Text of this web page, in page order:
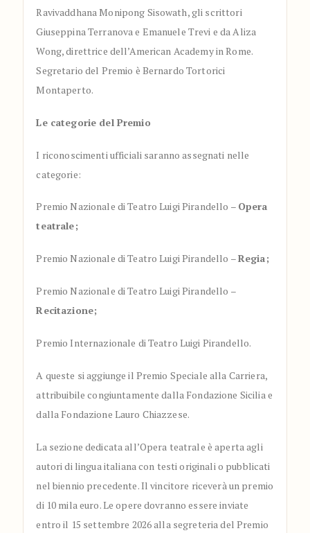
Ravivaddhana Monipong Sisowath, gli scrittori
Giuseppina Terranova e Emanuele Trevi e da Aliza
Wong, direttrice dell’American Academy in Rome.
Segretario del Premio è Bernardo Tortorici
Montaperto.
Le categorie del Premio
I riconoscimenti ufficiali saranno assegnati nelle
categorie:
Premio Nazionale di Teatro Luigi Pirandello – Opera
teatrale;
Premio Nazionale di Teatro Luigi Pirandello –Regia;
Premio Nazionale di Teatro Luigi Pirandello –
Recitazione;
Premio Internazionale di Teatro Luigi Pirandello.
A queste si aggiunge il Premio Speciale alla Carriera,
attribuibile congiuntamente dalla Fondazione Sicilia e
dalla Fondazione Lauro Chiazzese.
La sezione dedicata all’Opera teatrale è aperta agli
autori di lingua italiana con testi originali o pubblicati
nel biennio precedente. Il vincitore riceverà un premio
di 10 mila euro. Le opere dovranno essere inviate
entro il 15 settembre 2026 alla segreteria del Premio